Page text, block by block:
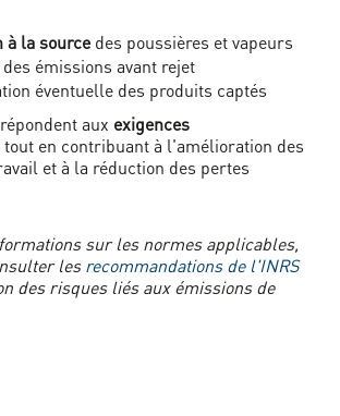
à la sourcedes poussières et vapeurs
des émissions avant rejet
éventuelle des produits captés
aux exigences
tout en contribuant à l'amélioration des
et à la réduction des pertes
sur les normes applicables,
lesrecommandations de l'INRS
des risques liés aux émissions de